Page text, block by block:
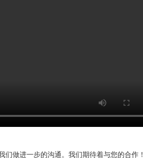
们做进一步的沟通。我们期待着与您的合作！